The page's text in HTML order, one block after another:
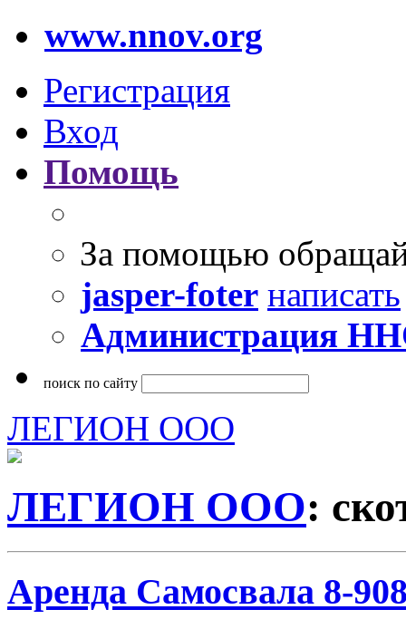
www.nnov.org
Регистрация
Вход
Помощь
За помощью
jasper-foter написать
Администрация
поиск по сайту
ЛЕГИОН ООО
ЛЕГИОН ООО:
Аренда Самосвала 8-